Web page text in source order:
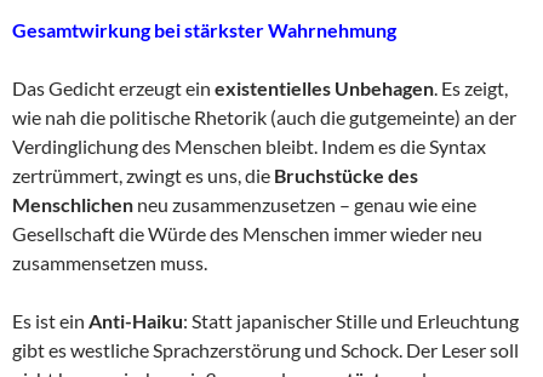
Gesamtwirkung bei stärkster Wahrnehmung
Das Gedicht erzeugt ein existentielles Unbehagen. Es zeigt,
wie nah die politische Rhetorik (auch die gutgemeinte) an der
Verdinglichung des Menschen bleibt. Indem es die Syntax
zertrümmert, zwingt es uns, die Bruchstücke des
Menschlichen neu zusammenzusetzen – genau wie eine
Gesellschaft die Würde des Menschen immer wieder neu
zusammensetzen muss.
Es ist ein Anti-Haiku: Statt japanischer Stille und Erleuchtung
gibt es westliche Sprachzerstörung und Schock. Der Leser soll